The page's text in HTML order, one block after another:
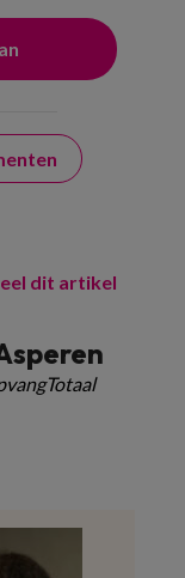
dit artikel